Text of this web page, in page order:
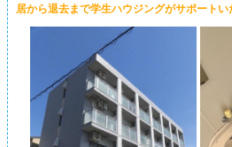
居から退去まで学生ハウジングがサポートい